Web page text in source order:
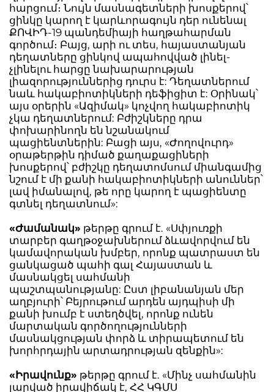
հարցում։ Նույն մասնագետների խոսքերով՝
ցինկը կարող է կարևորագույն դեր ունենալ
ՔՈՎԻԴ-19 պանդեմիայի հաղթահարման
գործում։ Բայց, արի ու տես, հայաստանյան
դեղատները ցինկով ապահովված լինել-
չլինելու հարցը նախարարության
լիազորություններից դուրս է: Դեղատներում
նաև հակաբիոտիկների դեֆիցիտ է: Օրինակ՝
այս օրերին «Ազիմակ» կոչվող հակաբիոտիկ
չկա դեղատներում: Բժիշկները դրա
փոխարինողն են նշանակում
պացիենտներին: Բացի այս, «Ժողովուրդ»
օրաթերթին դիմած քաղաքացիների
խոսքերով՝ բժիշկը դեղատոմսում միանգամից
նշում է մի քանի հակաբիոտիկների անուններ՝
լավ իմանալով, թե որը կարող է պացիենտը
գտնել դեղատնում»:
«Ժամանակ» թերթը գրում է. «Սփյուռքի
տարբեր գաղթօջախներում ձևավորվում են
կամավորական խմբեր, որոնք պատրաստ են
ցանկացած պահի գալ Հայաստան և
մասնակցել սահմանի
պաշտպանությանը: Ըստ լիբանանյան մեր
աղբյուրի՝ Բեյրութում արդեն այդպիսի մի
քանի խումբ է ստեղծվել, որոնք ունեն
մարտական գործողությունների
մասնակցության փորձ և տիրապետում են
խորհրդային արտադրության զենքին»:
«Իրավունք» թերթը գրում է. «Մինչ սահմանին
լարված իրավիճակ է, ՀՀ ԿԳՄՍ